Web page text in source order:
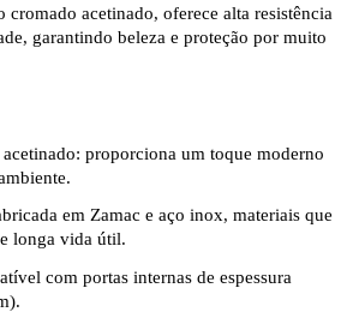
cromado acetinado, oferece alta resistência
garantindo beleza e proteção por muito
proporciona um toque moderno
em Zamac e aço inox, materiais que
longa vida útil.
com portas internas de espessura